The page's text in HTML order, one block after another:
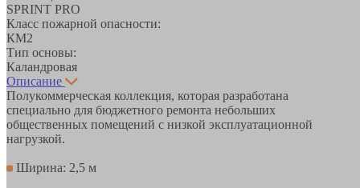
SPRINT PRO
Класс пожарной опасности:
КМ2
Тип основы:
Каландровая
Описание
Полукоммерческая коллекция, которая разработана
специально для бюджетного ремонта небольших
общественных помещений с низкой эксплуатационной
нагрузкой.
Ширина: 2,5 м